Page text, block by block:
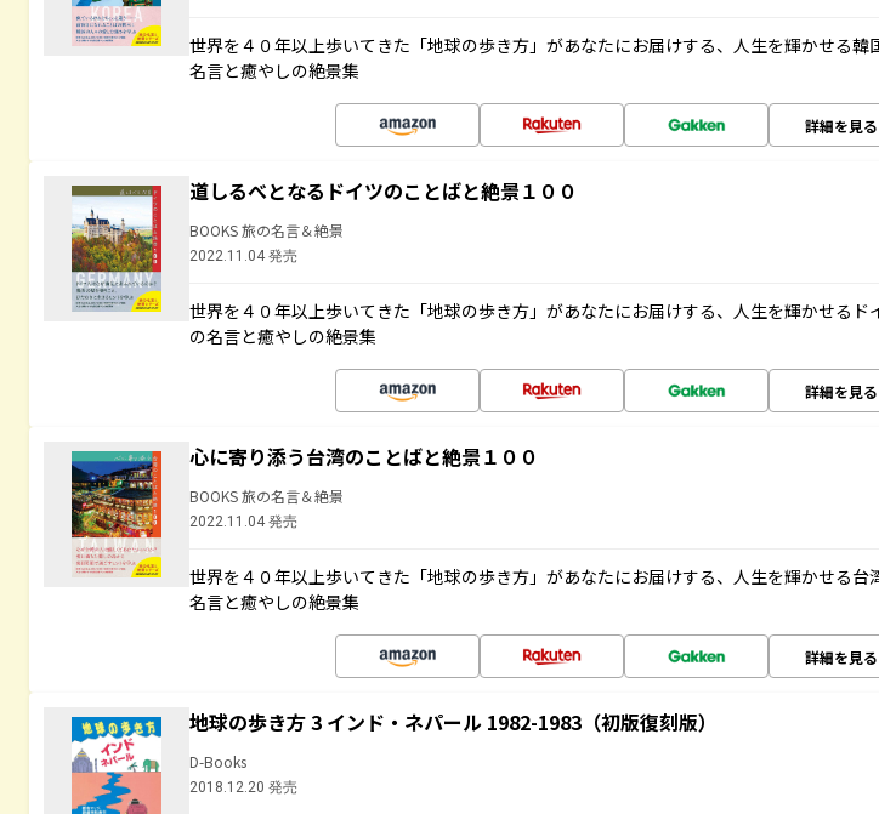
世界を４０年以上歩いてきた「地球の歩き方」があなたにお届けする、人生を輝かせる韓
名言と癒やしの絶景集
詳細を見る
道しるべとなるドイツのことばと絶景１００
BOOKS 旅の名言＆絶景
2022.11.04 発売
世界を４０年以上歩いてきた「地球の歩き方」があなたにお届けする、人生を輝かせるド
の名言と癒やしの絶景集
詳細を見る
心に寄り添う台湾のことばと絶景１００
BOOKS 旅の名言＆絶景
2022.11.04 発売
世界を４０年以上歩いてきた「地球の歩き方」があなたにお届けする、人生を輝かせる台
名言と癒やしの絶景集
詳細を見る
地球の歩き方 3 インド・ネパール 1982-1983（初版復刻版）
D-Books
2018.12.20 発売